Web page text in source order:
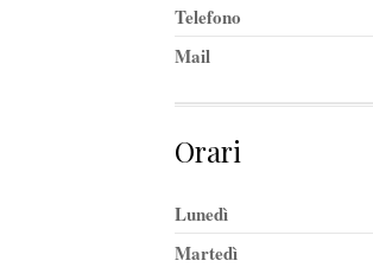
Telefono
Mail
Orari
Lunedì
Martedì